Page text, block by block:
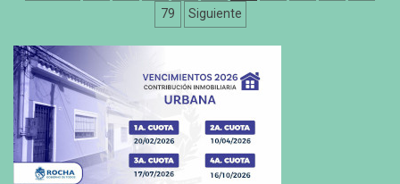
entradas
79 Siguiente